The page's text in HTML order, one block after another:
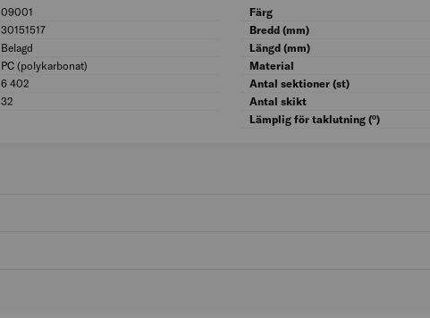
09001
BK04: 09001
30151517
UNSPSC: 30151517
Belagd
Ytskydd: Belagd
PC (polykarbonat)
Materialkvalitet: PC (polykarbonat)
6 402
Totalbredd (mm): 6 402
32 Tjocklek platta (mm): 32
Färg
Bredd (mm)
Längd (mm)
Material
Antal sektioner (st)
Antal skikt
Lämplig för taklutning (°)